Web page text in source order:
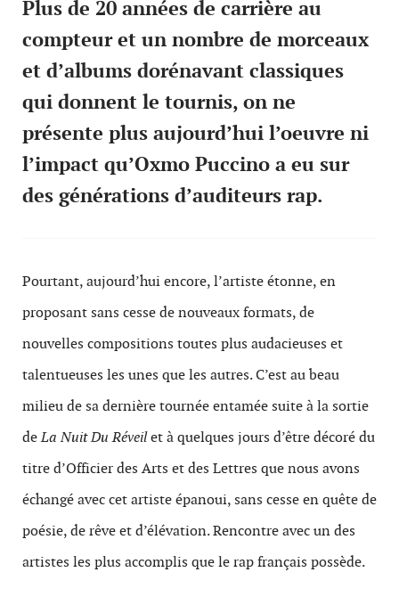
Plus de 20 années de carrière au
compteur et un nombre de morceaux
et d’albums dorénavant classiques
qui donnent le tournis, on ne
présente plus aujourd’hui l’oeuvre ni
l’impact qu’Oxmo Puccino a eu sur
des générations d’auditeurs rap.
Pourtant, aujourd’hui encore, l’artiste étonne, en
proposant sans cesse de nouveaux formats, de
nouvelles compositions toutes plus audacieuses et
talentueuses les unes que les autres. C’est au beau
milieu de sa dernière tournée entamée suite à la sortie
deLa Nuit Du Réveilet à quelques jours d’être décoré du
titre d’Officier des Arts et des Lettres que nous avons
échangé avec cet artiste épanoui, sans cesse en quête de
poésie, de rêve et d’élévation. Rencontre avec un des
artistes les plus accomplis que le rap français possède.